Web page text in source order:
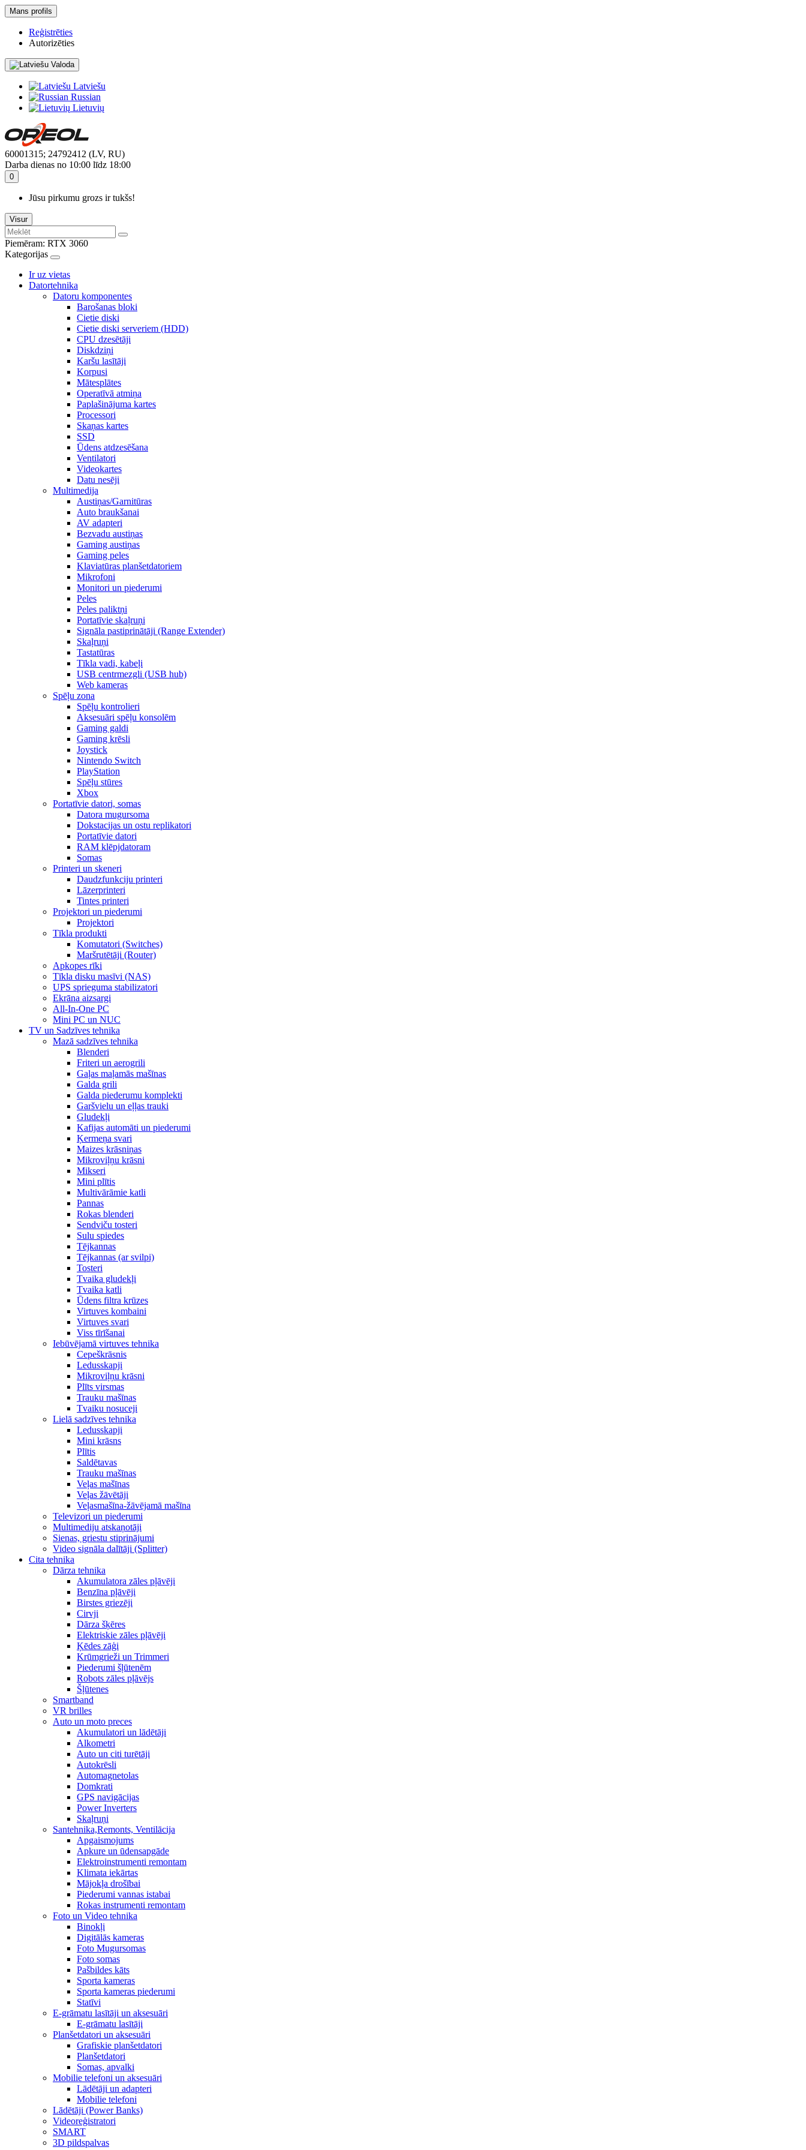
Mans profils
Reģistrēties
Autorizēties
Valoda
Latviešu
Russian
Lietuvių
60001315; 24792412 (LV, RU)
Darba dienas no 10:00 līdz 18:00
0
Jūsu pirkumu grozs ir tukšs!
Visur
Piemēram: RTX 3060
Kategorijas
Ir uz vietas
Datortehnika
Datoru komponentes
Barošanas bloki
Cietie diski
Cietie diski serveriem (HDD)
CPU dzesētāji
Diskdziņi
Karšu lasītāji
Korpusi
Mātesplātes
Operatīvā atmiņa
Paplašinājuma kartes
Processori
Skaņas kartes
SSD
Ūdens atdzesēšana
Ventilatori
Videokartes
Datu nesēji
Multimedija
Austiņas/Garnitūras
Auto braukšanai
AV adapteri
Bezvadu austiņas
Gaming austiņas
Gaming peles
Klaviatūras planšetdatoriem
Mikrofoni
Monitori un piederumi
Peles
Peles paliktņi
Portatīvie skaļruņi
Signāla pastiprinātāji (Range Extender)
Skaļruņi
Tastatūras
Tīkla vadi, kabeļi
USB centrmezgli (USB hub)
Web kameras
Spēļu zona
Spēļu kontrolieri
Aksesuāri spēļu konsolēm
Gaming galdi
Gaming krēsli
Joystick
Nintendo Switch
PlayStation
Spēļu stūres
Xbox
Portatīvie datori, somas
Datora mugursoma
Dokstacijas un ostu replikatori
Portatīvie datori
RAM klēpjdatoram
Somas
Printeri un skeneri
Daudzfunkciju printeri
Lāzerprinteri
Tintes printeri
Projektori un piederumi
Projektori
Tīkla produkti
Komutatori (Switches)
Maršrutētāji (Router)
Apkopes rīki
Tīkla disku masīvi (NAS)
UPS sprieguma stabilizatori
Ekrāna aizsargi
All-In-One PC
Mini PC un NUC
TV un Sadzīves tehnika
Mazā sadzīves tehnika
Blenderi
Friteri un aerogrili
Gaļas maļamās mašīnas
Galda grili
Galda piederumu komplekti
Garšvielu un eļļas trauki
Gludekļi
Kafijas automāti un piederumi
Ķermeņa svari
Maizes krāsniņas
Mikroviļņu krāsni
Mikseri
Mini plītis
Multivārāmie katli
Pannas
Rokas blenderi
Sendviču tosteri
Sulu spiedes
Tējkannas
Tējkannas (ar svilpi)
Tosteri
Tvaika gludekļi
Tvaika katli
Ūdens filtra krūzes
Virtuves kombaini
Virtuves svari
Viss tīrīšanai
Iebūvējamā virtuves tehnika
Cepeškrāsnis
Ledusskapji
Mikroviļņu krāsni
Plīts virsmas
Trauku mašīnas
Tvaiku nosuceji
Lielā sadzīves tehnika
Ledusskapji
Mini krāsns
Plītis
Saldētavas
Trauku mašīnas
Veļas mašīnas
Veļas žāvētāji
Veļasmašīna-žāvējamā mašīna
Televizori un piederumi
Multimediju atskaņotāji
Sienas, griestu stiprinājumi
Video signāla dalītāji (Splitter)
Cita tehnika
Dārza tehnika
Akumulatora zāles pļāvēji
Benzīna pļāvēji
Birstes griezēji
Cirvji
Dārza šķēres
Elektriskie zāles pļāvēji
Ķēdes zāģi
Krūmgrieži un Trimmeri
Piederumi šļūtenēm
Robots zāles pļāvējs
Šļūtenes
Smartband
VR brilles
Auto un moto preces
Akumulatori un lādētāji
Alkometri
Auto un citi turētāji
Autokrēsli
Automagnetolas
Domkrati
GPS navigācijas
Power Inverters
Skaļruņi
Santehnika,Remonts, Ventilācija
Apgaismojums
Apkure un ūdensapgāde
Elektroinstrumenti remontam
Klimata iekārtas
Mājokļa drošībai
Piederumi vannas istabai
Rokas instrumenti remontam
Foto un Video tehnika
Binokļi
Digitālās kameras
Foto Mugursomas
Foto somas
Pašbildes kāts
Sporta kameras
Sporta kameras piederumi
Statīvi
E-grāmatu lasītāji un aksesuāri
E-grāmatu lasītāji
Planšetdatori un aksesuāri
Grafiskie planšetdatori
Planšetdatori
Somas, apvalki
Mobilie telefoni un aksesuāri
Lādētāji un adapteri
Mobilie telefoni
Lādētāji (Power Banks)
Videoreģistratori
SMART
3D pildspalvas